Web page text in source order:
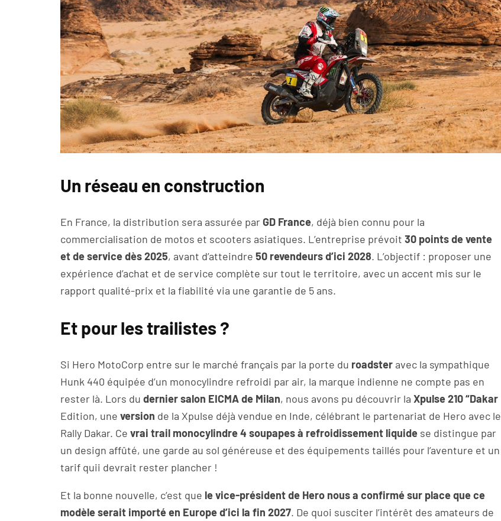
Un réseau en construction
En France, la distribution sera assurée parGD France, déjà bien connu pour la
commercialisation de motos et scooters asiatiques. L’entreprise prévoit 30 points de vente
et de service dès 2025, avant d’atteindre 50 revendeurs d’ici 2028. L’objectif : proposer une
expérience d’achat et de service complète sur tout le territoire, avec un accent mis sur le
rapport qualité-prix et la fiabilité via une garantie de 5 ans.
Et pour les trailistes ?
Si Hero MotoCorp entre sur le marché français par la porte du roadster avec la sympathique
Hunk 440 équipée d’un monocylindre refroidi par air, la marque indienne ne compte pas en
rester là. Lors du dernier salon EICMA de Milan, nous avons pu découvrir la Xpulse 210 “Dakar
Edition, une version de la Xpulse déjà vendue en Inde, célébrant le partenariat de Hero avec le
Rally Dakar. Ce vrai trail monocylindre 4 soupapes à refroidissement liquide se distingue par
un design affûté, une garde au sol généreuse et des équipements taillés pour l’aventure et un
tarif quii devrait rester plancher !
Et la bonne nouvelle, c’est que le vice-président de Hero nous a confirmé sur place que ce
modèle serait importé en Europe d’ici la fin 2027. De quoi susciter l’intérêt des amateurs de